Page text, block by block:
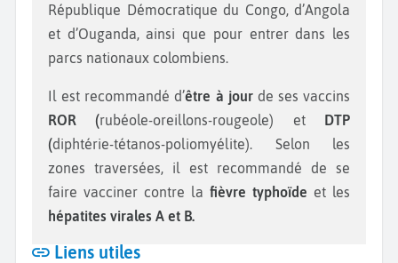
République Démocratique du Congo, d’Angola
et d’Ouganda, ainsi que pour entrer dans les
parcs nationaux colombiens.
Il est recommandé d’être à jourde ses vaccins
ROR (rubéole-oreillons-rougeole) et DTP
(diphtérie-tétanos-poliomyélite). Selon les
zones traversées, il est recommandé de se
faire vacciner contre la fièvre typhoïde et les
hépatites virales A et B.
Liens utiles